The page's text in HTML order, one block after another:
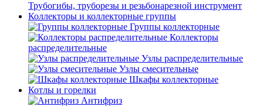
Трубогибы, труборезы и резьбонарезной инструмент
Коллекторы и коллекторные группы
Группы коллекторные
Коллекторы
распределительные
Узлы распределительные
Узлы смесительные
Шкафы коллекторные
Котлы и горелки
Антифриз